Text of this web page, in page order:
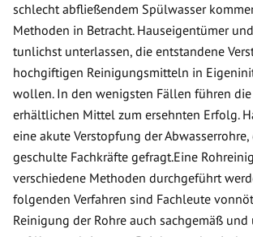
schlecht abfließendem Spülwasser
Methoden in Betracht. Hauseigentümer
tunlichst unterlassen, die entstandene
hochgiftigen Reinigungsmitteln in
wollen. In den wenigsten Fällen führen
erhältlichen Mittel zum ersehnten Erfolg.
eine akute Verstopfung der
geschulte Fachkräfte gefragt.Eine
verschiedene Methoden durchgeführt
folgenden Verfahren sind Fachleute
Reinigung der Rohre auch sachgemäß